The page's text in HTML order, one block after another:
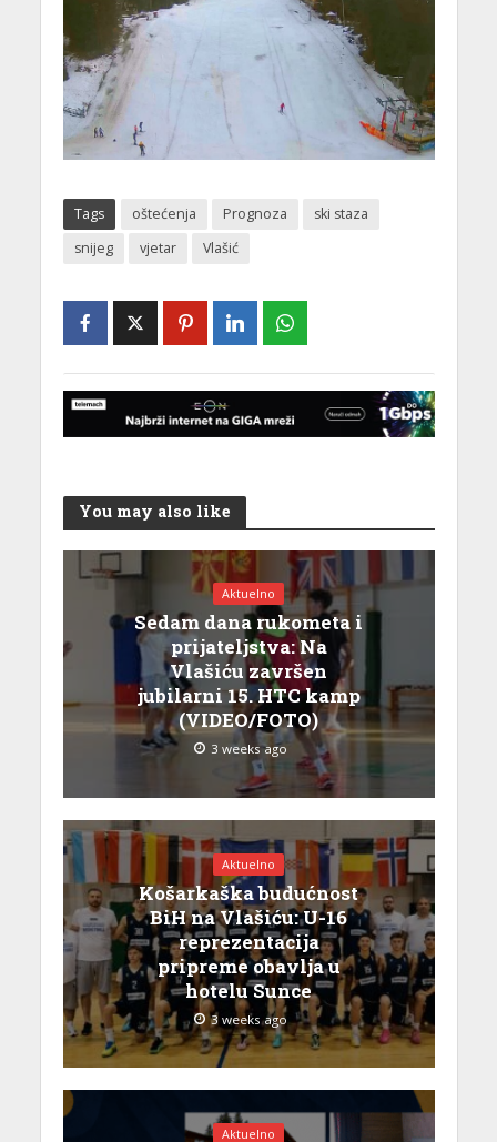
Tags oštećenja Prognoza
ski staza
snijeg
vjetar Vlašić
You may also like
Aktuelno
Sedam dana rukometa i
prijateljstva: Na
Vlašiću završen
jubilarni 15. HTC kamp
(VIDEO/FOTO)
3 weeks ago
Aktuelno
Košarkaška budućnost
BiH na Vlašiću: U-16
reprezentacija
pripreme obavlja u
hotelu Sunce
3 weeks ago
Aktuelno